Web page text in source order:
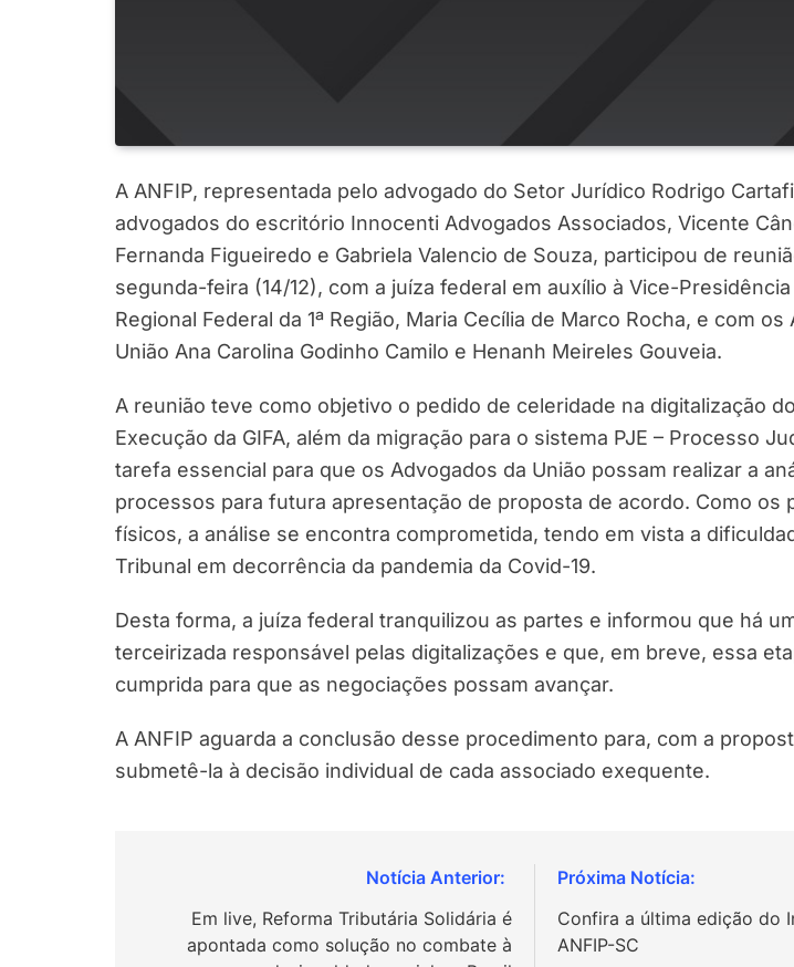
A ANFIP, representada pelo advogado do Setor Jurídico Rodrigo
advogados do escritório Innocenti Advogados Associados, Vicente
Fernanda Figueiredo e Gabriela Valencio de Souza, participou de
segunda-feira (14/12), com a juíza federal em auxílio à Vice-
Regional Federal da 1ª Região, Maria Cecília de Marco Rocha, e com os
União Ana Carolina Godinho Camilo e Henanh Meireles Gouveia.
A reunião teve como objetivo o pedido de celeridade na digitalização
Execução da GIFA, além da migração para o sistema PJE – Processo
tarefa essencial para que os Advogados da União possam realizar a
processos para futura apresentação de proposta de acordo. Como os
físicos, a análise se encontra comprometida, tendo em vista a
Tribunal em decorrência da pandemia da Covid-19.
Desta forma, a juíza federal tranquilizou as partes e informou que há
terceirizada responsável pelas digitalizações e que, em breve, essa
cumprida para que as negociações possam avançar.
A ANFIP aguarda a conclusão desse procedimento para, com a
submetê-la à decisão individual de cada associado exequente.
Em live, Reforma Tributária Solidária é
apontada como solução no combate à
Confira a última edição do
ANFIP-SC